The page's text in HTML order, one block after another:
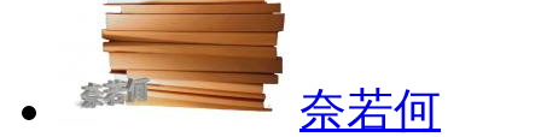
奈若何